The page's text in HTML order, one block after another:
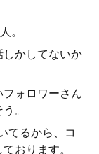
。
かしてないか
ォロワーさん
。
てるから、コ
おります。